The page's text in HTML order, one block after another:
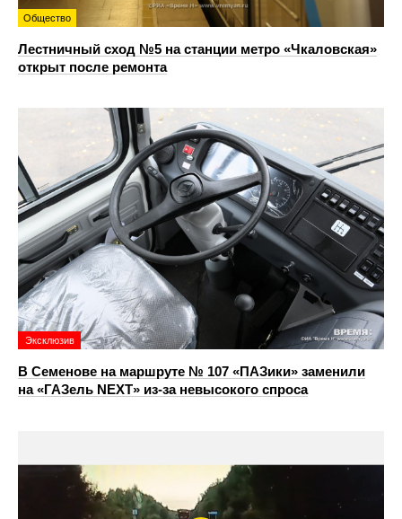
Общество
Лестничный сход №5 на станции метро «Чкаловская»
открыт после ремонта
Эксклюзив
В Семенове на маршруте № 107 «ПАЗики» заменили
на «ГАЗель NEXT» из‑за невысокого спроса